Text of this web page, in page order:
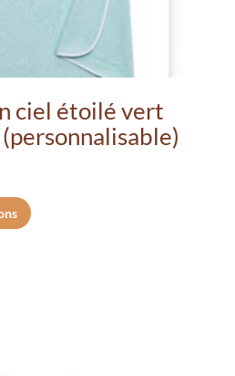
ciel étoilé vert
produit